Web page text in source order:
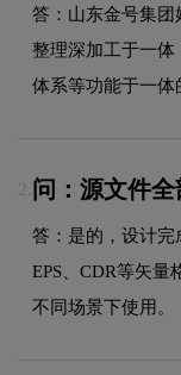
答：山东金号集团
整理深加工于一
体系等功能于一体
2. 问：源文件全
答：是的，设计完
EPS、CDR等矢量
不同场景下使用。